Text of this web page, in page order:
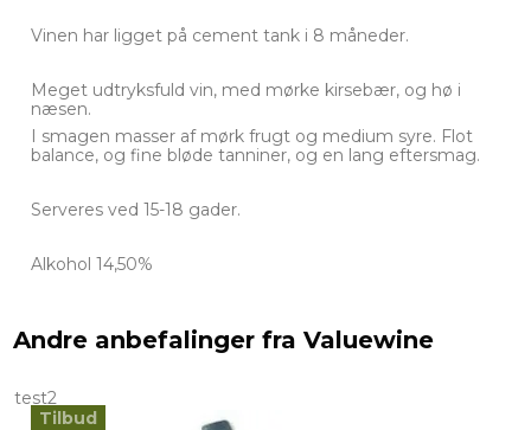
Vinen har ligget på cement tank i 8 måneder.
Meget udtryksfuld vin, med mørke kirsebær, og hø i
næsen.
I smagen masser af mørk frugt og medium syre. Flot
balance, og fine bløde tanniner, og en lang eftersmag.
Serveres ved 15-18 gader.
Alkohol 14,50%
Andre anbefalinger fra Valuewine
Tilbud
test2